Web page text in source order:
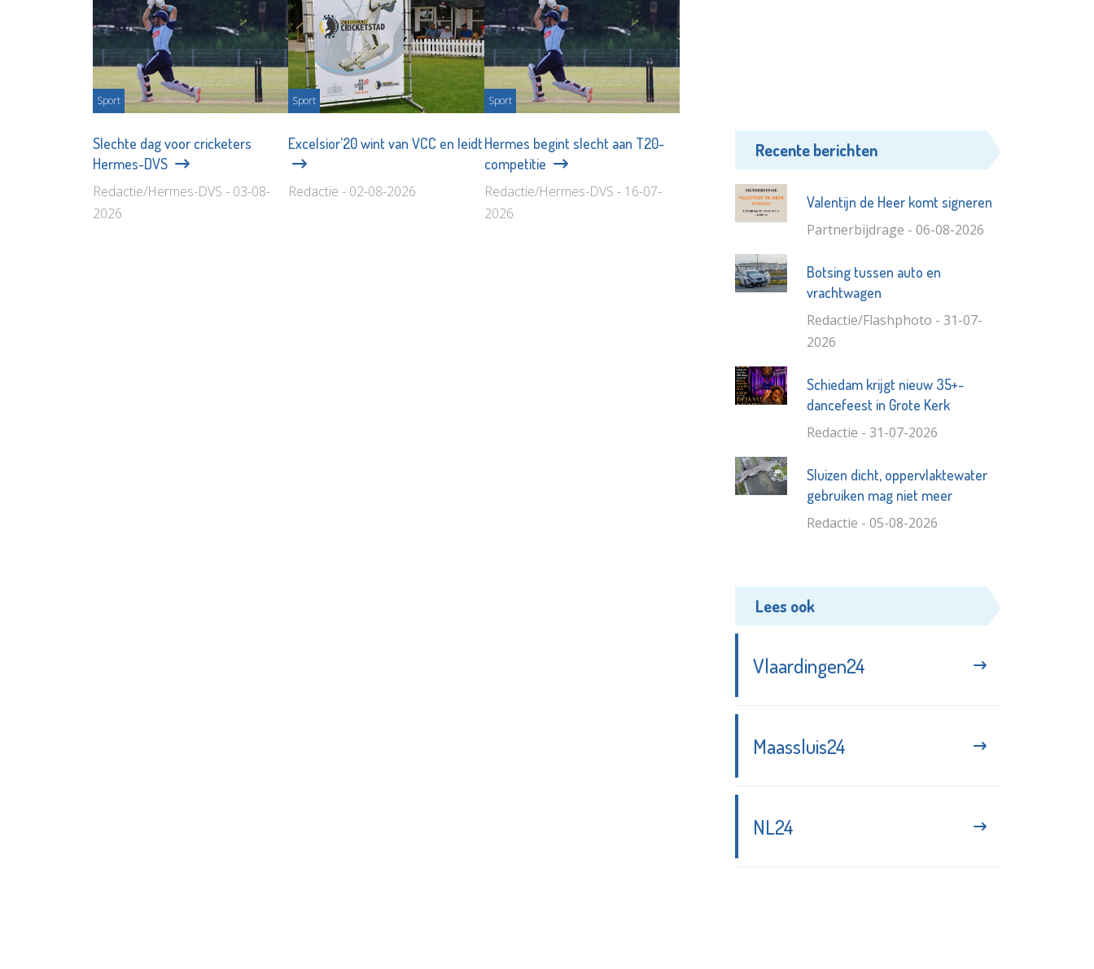
Sport
Slechte dag voor cricketers
Hermes-DVS
Redactie/Hermes-DVS - 03-08-
2026
Sport
Excelsior'20 wint van VCC en leidt
Redactie - 02-08-2026
Sport
Hermes begint slecht aan T20-
competitie
Redactie/Hermes-DVS - 16-07-
2026
Recente berichten
Valentijn de Heer komt signeren
Partnerbijdrage - 06-08-2026
Botsing tussen auto en
vrachtwagen
Redactie/Flashphoto - 31-07-
2026
Schiedam krijgt nieuw 35+-
dancefeest in Grote Kerk
Redactie - 31-07-2026
Sluizen dicht, oppervlaktewater
gebruiken mag niet meer
Redactie - 05-08-2026
Lees ook
Vlaardingen24
Maassluis24
NL24